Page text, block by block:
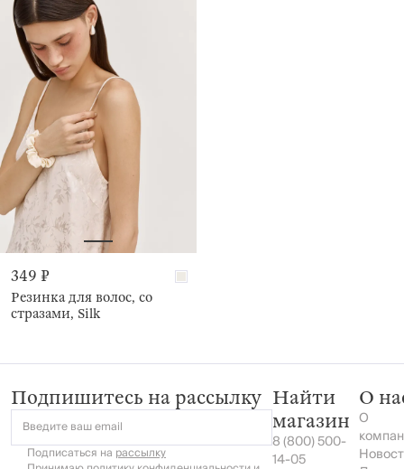
349 ₽
Резинка для волос, со
стразами, Silk
Подпишитесь на рассылку
Введите ваш email
Подписаться на рассылку
Найти
магазин
8 (800) 500-
14-05
О
О